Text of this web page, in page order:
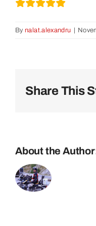
By nalat.alexandru
Share This
About the